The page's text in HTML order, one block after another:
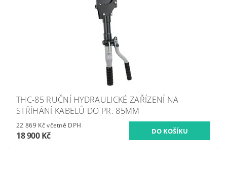
THC-85 RUČNÍ HYDRAULICKÉ ZAŘÍZENÍ NA
STŘÍHÁNÍ KABELŮ DO PR. 85MM
22 869 Kč včetně DPH
18 900 Kč